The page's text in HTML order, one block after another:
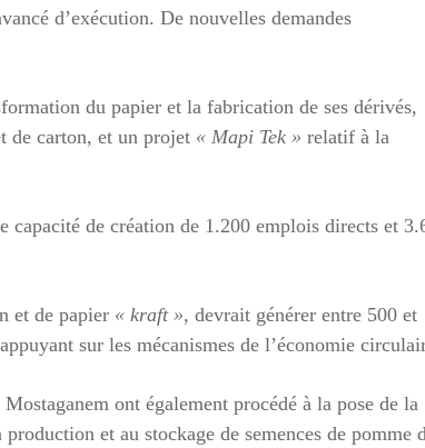
d’exécution. De nouvelles demandes
du papier et la fabrication de ses dérivés,
de carton, et un projet « Mapi Tek » relatif à la
capacité de création de 1.200 emplois directs et
et de papier « kraft », devrait générer entre 500 et
sur les mécanismes de l’économie
ont également procédé à la pose de la
et au stockage de semences de pomme